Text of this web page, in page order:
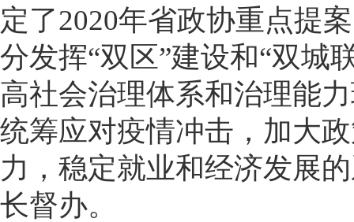
定了2020年省政协重点提
分发挥“双区”建设和“双城
高社会治理体系和治理能
统筹应对疫情冲击，加大
力，稳定就业和经济发展
长督办。